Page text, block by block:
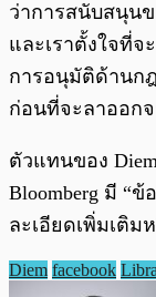
ว่าการสนับสนุนข
และเราตั้งใจที่จ
การอนุมัติด้านกฎ
ก่อนที่จะลาออกจ
ตัวแทนของ
Bloomberg มี “
ละเอียดเพิ่มเติม
Diem facebook